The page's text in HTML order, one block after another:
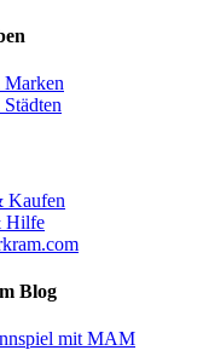
Kaufen
Hilfe
Blog
mit MAM